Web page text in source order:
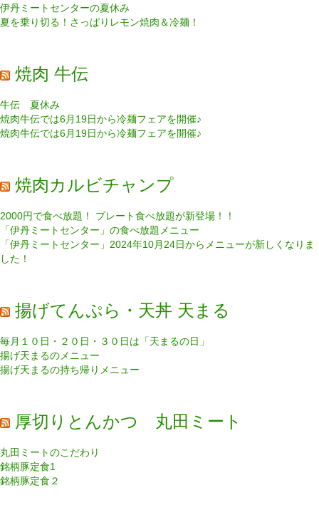
伊丹ミートセンターの夏休み
夏を乗り切る！さっぱりレモン焼肉＆冷麺！
焼肉 牛伝
牛伝 夏休み
焼肉牛伝では6月19日から冷麺フェアを開催♪
焼肉牛伝では6月19日から冷麺フェアを開催♪
焼肉カルビチャンプ
2000円で食べ放題！ プレート食べ放題が新登場！！
「伊丹ミートセンター」の食べ放題メニュー
「伊丹ミートセンター」2024年10月24日からメニューが新しくなりま
した！
揚げてんぷら・天丼 天まる
毎月１０日・２０日・３０日は「天まるの日」
揚げ天まるのメニュー
揚げ天まるの持ち帰りメニュー
厚切りとんかつ 丸田ミート
丸田ミートのこだわり
銘柄豚定食1
銘柄豚定食２